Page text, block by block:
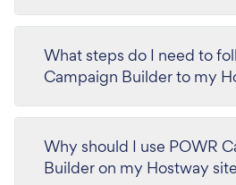
What steps do I need to
Campaign Builder to my
Why should I use POWR
Builder on my Hostway